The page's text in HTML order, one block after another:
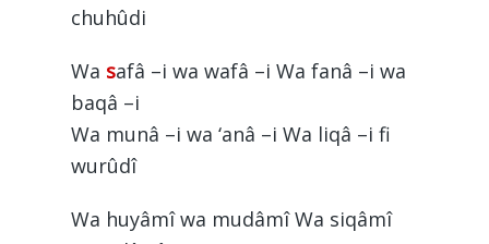
chuhûdi
Wa safâ –i wa wafâ –i Wa fanâ –i wa
baqâ –i
Wa munâ –i wa ‘anâ –i Wa liqâ –i fi
wurûdî
Wa huyâmî wa mudâmî Wa siqâmî